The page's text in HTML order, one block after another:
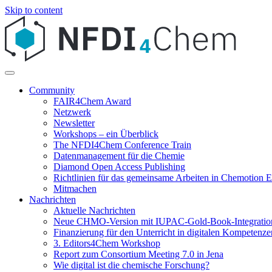
Skip to content
Community
FAIR4Chem Award
Netzwerk
Newsletter
Workshops – ein Überblick
The NFDI4Chem Conference Train
Datenmanagement für die Chemie
Diamond Open Access Publishing
Richtlinien für das gemeinsame Arbeiten in Chemotion
Mitmachen
Nachrichten
Aktuelle Nachrichten
Neue CHMO-Version mit IUPAC-Gold-Book-
Finanzierung für den Unterricht in digitalen
3. Editors4Chem Workshop
Report zum Consortium Meeting 7.0 in Jena
Wie digital ist die chemische Forschung?